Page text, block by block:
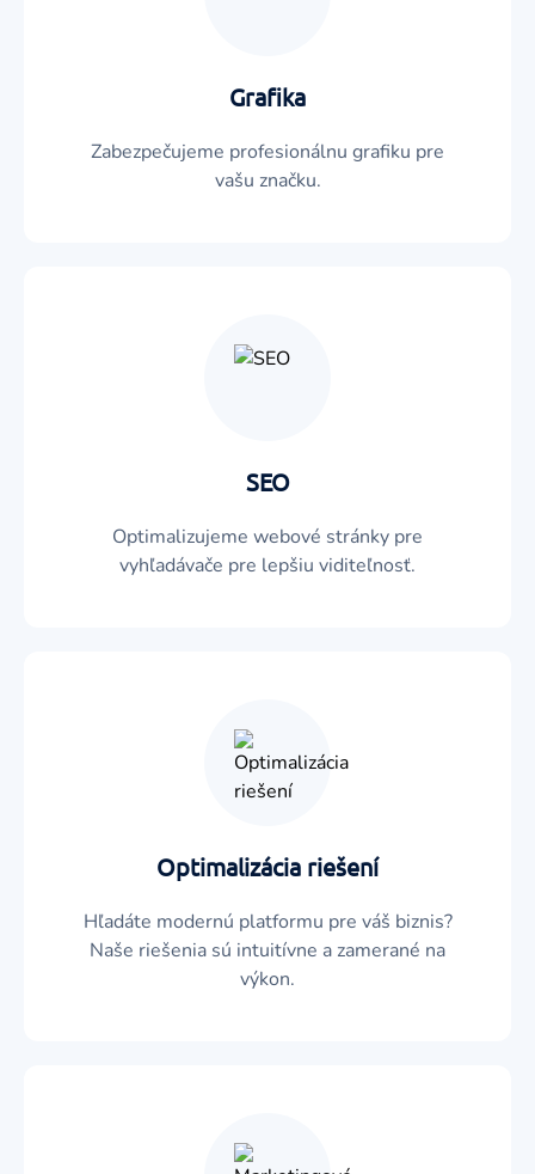
Grafika
Zabezpečujeme profesionálnu grafiku pre
vašu značku.
SEO
Optimalizujeme webové stránky pre
vyhľadávače pre lepšiu viditeľnosť.
Optimalizácia riešení
Hľadáte modernú platformu pre váš biznis?
Naše riešenia sú intuitívne a zamerané na
výkon.